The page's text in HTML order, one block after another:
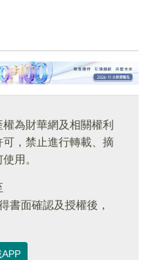
為財華網及相關權利
可，禁止進行轉載、摘
用。
書面確認及授權後，